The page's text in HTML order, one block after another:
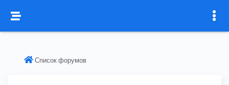
Список форумов